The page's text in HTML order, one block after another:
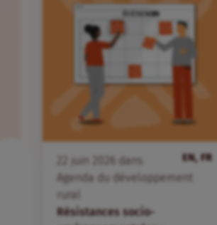
EN, FR
juin
dans
Agenda du développement
rural
Résistances socio-